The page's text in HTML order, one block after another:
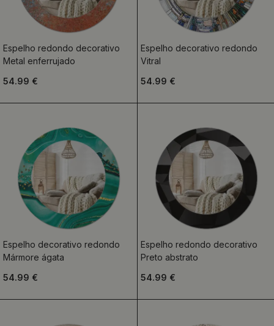
Espelho redondo decorativo
Metal enferrujado
54.99 €
Espelho decorativo redondo
Vitral
54.99 €
Espelho decorativo redondo
Mármore ágata
54.99 €
Espelho redondo decorativo
Preto abstrato
54.99 €